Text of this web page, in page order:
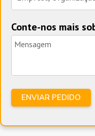
Conte-nos mais